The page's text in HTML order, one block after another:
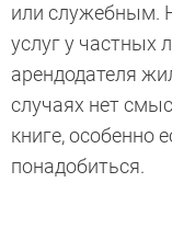
или служебным.
услуг у частных
арендодателя
случаях нет
книге, особенно
понадобиться.